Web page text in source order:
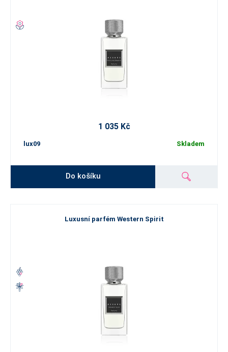
1 035 Kč
lux09 Skladem
Do košíku
Luxusní parfém Western Spirit